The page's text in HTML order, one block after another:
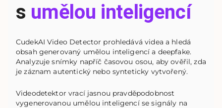
s umělou inteligencí
CudekAI Video Detector prohledává videa a hledá
obsah generovaný umělou inteligencí a deepfake.
Analyzuje snímky napříč časovou osou, aby ověřil, zda
je záznam autentický nebo synteticky vytvořený.
Videodetektor vrací jasnou pravděpodobnost
vygenerovanou umělou inteligencí se signály na